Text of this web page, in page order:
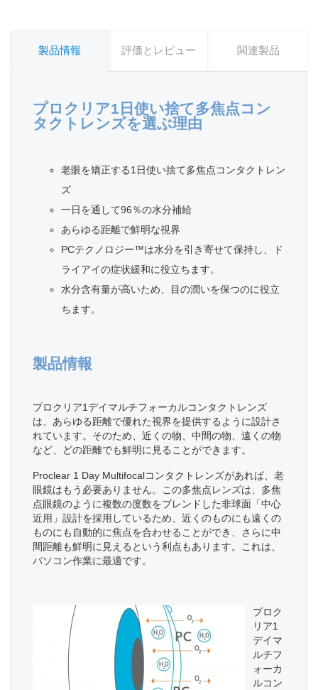
製品情報 評価とレビュー 関連製品
プロクリア1日使い捨て多焦点コン
タクトレンズを選ぶ理由
老眼を矯正する1日使い捨て多焦点コンタクトレン
ズ
一日を通して96％の水分補給
あらゆる距離で鮮明な視界
PCテクノロジー™は水分を引き寄せて保持し、ド
ライアイの症状緩和に役立ちます。
水分含有量が高いため、目の潤いを保つのに役立
ちます。
製品情報
プロクリア1デイマルチフォーカルコンタクトレンズ
は、あらゆる距離で優れた視界を提供するように設計さ
れています。そのため、近くの物、中間の物、遠くの物
など、どの距離でも鮮明に見ることができます。
Proclear 1 Day Multifocalコンタクトレンズがあれば、老
眼鏡はもう必要ありません。この多焦点レンズは、多焦
点眼鏡のように複数の度数をブレンドした非球面「中心
近用」設計を採用しているため、近くのものにも遠くの
ものにも自動的に焦点を合わせることができ、さらに中
間距離も鮮明に見えるという利点もあります。これは、
パソコン作業に最適です。
プロク
リア1
デイマ
ルチフ
ォーカ
ルコン